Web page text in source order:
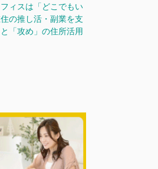
ィスは「どこでもい
の推し活・副業を支
「攻め」の住所活用